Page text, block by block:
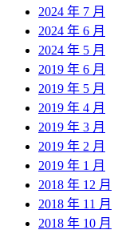
2024 年 7 月
2024 年 6 月
2024 年 5 月
2019 年 6 月
2019 年 5 月
2019 年 4 月
2019 年 3 月
2019 年 2 月
2019 年 1 月
2018 年 12 月
2018 年 11 月
2018 年 10 月